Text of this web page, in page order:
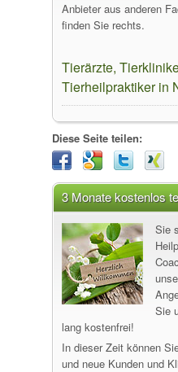
Anbieter aus anderen
finden Sie rechts.
Tierärzte,
Tierheilpraktiker in
Diese Seite teilen:
3 Monate kostenlos
Sie
Sie
lang kostenfrei!
In dieser Zeit können
und neue Kunden und